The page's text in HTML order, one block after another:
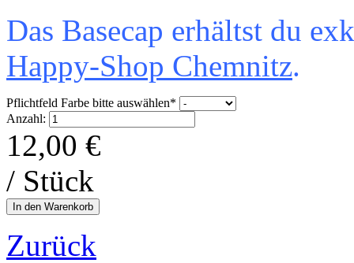
Das Basecap erhältst du
Happy-Shop Chemnitz.
Pflichtfeld Farbe bitte auswählen*
Anzahl:
12,00 €
/ Stück
Zurück